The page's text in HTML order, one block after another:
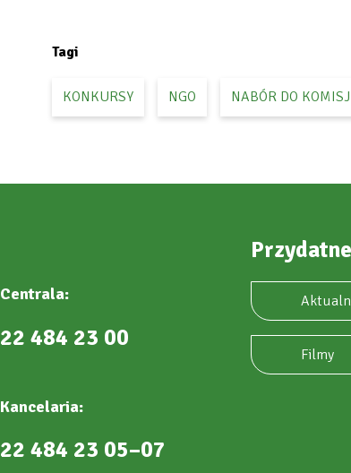
Tagi
KONKURSY NGO NABÓR DO
Centrala:
22 484 23 00
Kancelaria:
22 484 23 05–07
Filmy